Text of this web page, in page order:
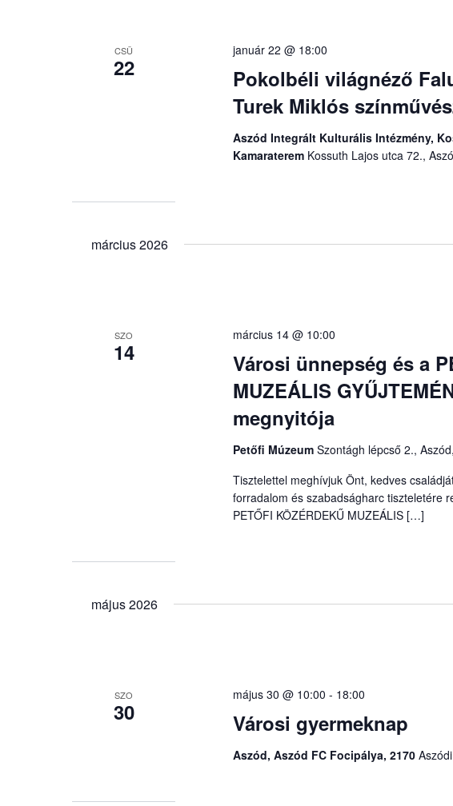
CSÜ
22
Pokolbéli világnéző
Turek Miklós
január 22 @ 18:00
Aszód Integrált Kulturális Intézmény,
Kamaraterem Kossuth Lajos utca 72.,
március 2026
SZO
14
Városi ünnepség és a
MUZEÁLIS
megnyitója
március 14 @ 10:00
Petőfi MúzeumSzontágh lépcső 2.,
Tisztelettel meghívjuk Önt, kedves
forradalom és szabadságharc tiszteletére
PETŐFI KÖZÉRDEKŰ MUZEÁLIS […]
május 2026
SZO
30 Városi gyermeknap
május 30 @ 10:00 - 18:00
Aszód, Aszód FC Focipálya, 2170